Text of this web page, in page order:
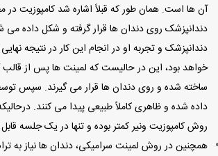
آن ها است. همان طور که قبلاً اشاره شد کامپوزیت
دندانپزشک روی دندان ها قرار گرفته و شکل داده
دندانپزشک و تجربه او در انجام این کار در نتیجه نهایی
خواهد بود، این در حالیست که لمینت ها پس از قالب
ساخته شده و روی دندان ها قرار می گیرند. سپس
داده شده و ظاهری کاملاً طبیعی پیدا می کنند.
روش کامپوزیت ونیر کمتر بوده و تنها در یک جلسه
همچنین در روش لمینت سرامیکی، دندان ها نیاز به